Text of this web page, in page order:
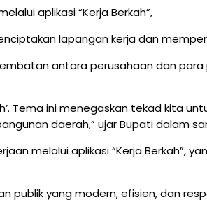
aplikasi “Kerja Berkah”,
lapangan kerja dan
antara perusahaan dan
Tema ini menegaskan tekad kita
daerah,” ujar Bupati dalam
melalui aplikasi “Kerja Berkah”,
publik yang modern, efisien, dan